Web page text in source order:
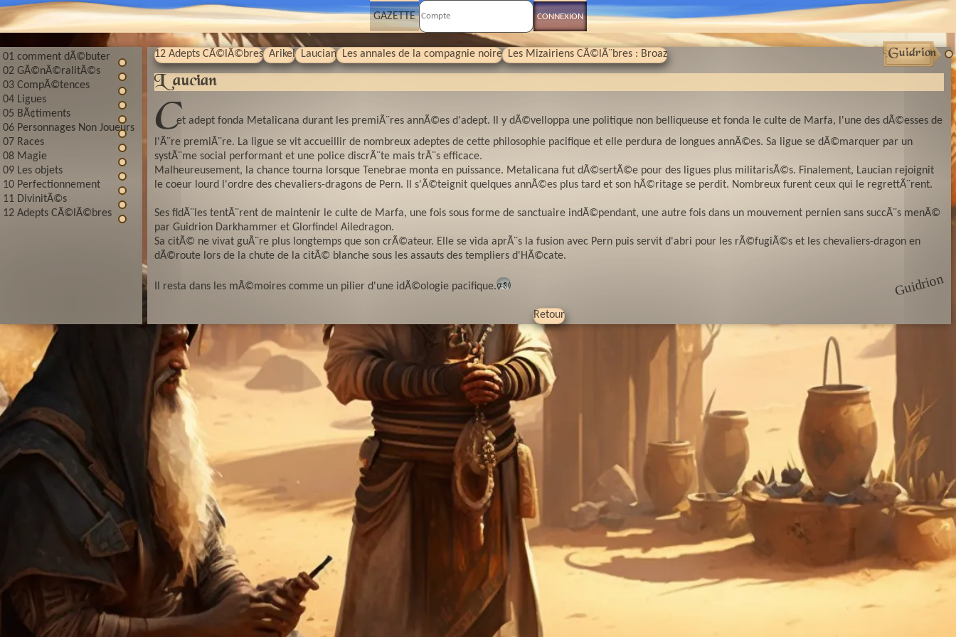
GAZETTE
01 comment dÃ©buter
02 GÃ©nÃ©ralitÃ©s
03 CompÃ©tences
04 Ligues
05 BÃ¢timents
06 Personnages Non Joueurs
07 Races
08 Magie
09 Les objets
10 Perfectionnement
11 DivinitÃ©s
12 Adepts CÃ©lÃ©bres
12 Adepts CÃ©lÃ©bresArikelLaucianLes annales de la compagnie noireLes Mizairiens CÃ©lÃ¨bres : Broaz
Laucian
Cet adept fonda Metalicana durant les premiÃ¨res annÃ©es d'adept. Il y dÃ©velloppa une politique non belliqueuse et fonda le culte de Marfa, l'une des dÃ©esses de
l'Ã¨re premiÃ¨re. La ligue se vit accueillir de nombreux adeptes de cette philosophie pacifique et elle perdura de longues annÃ©es. Sa ligue se dÃ©marquer par un
systÃ¨me social performant et une police discrÃ¨te mais trÃ¨s efficace.
Malheureusement, la chance tourna lorsque Tenebrae monta en puissance. Metalicana fut dÃ©sertÃ©e pour des ligues plus militarisÃ©s. Finalement, Laucian rejoignit
le coeur lourd l'ordre des chevaliers-dragons de Pern. Il s'Ã©teignit quelques annÃ©es plus tard et son hÃ©ritage se perdit. Nombreux furent ceux qui le regrettÃ¨rent.
Ses fidÃ¨les tentÃ¨rent de maintenir le culte de Marfa, une fois sous forme de sanctuaire indÃ©pendant, une autre fois dans un mouvement pernien sans succÃ¨s menÃ©
par Guidrion Darkhammer et Glorfindel Ailedragon.
Sa citÃ© ne vivat guÃ¨re plus longtemps que son crÃ©ateur. Elle se vida aprÃ¨s la fusion avec Pern puis servit d'abri pour les rÃ©fugiÃ©s et les chevaliers-dragon en
dÃ©route lors de la chute de la citÃ© blanche sous les assauts des templiers d'HÃ©cate.
Il resta dans les mÃ©moires comme un pilier d'une idÃ©ologie pacifique.🕬 G
ui
dri
on
Retour
Guidrion